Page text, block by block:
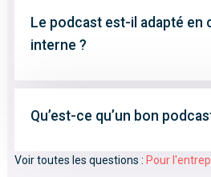
Le podcast est-il adapté en
interne ?
Qu’est-ce qu’un bon
Voir toutes les questions : Pour